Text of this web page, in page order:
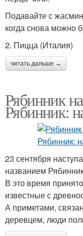
Подавайте с
когда снова можно
2. Пицца (Италия)
читать дальше →
Рябинник
Рябинник:
23 сентября
названием
В это время
известные с
А приметами,
деревцем, люди